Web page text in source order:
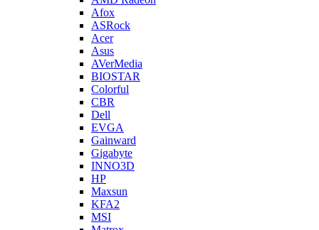
Afox
ASRock
Acer
Asus
AVerMedia
BIOSTAR
Colorful
CBR
Dell
EVGA
Gainward
Gigabyte
INNO3D
HP
Maxsun
KFA2
MSI